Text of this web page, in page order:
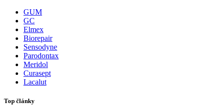
GUM
GC
Elmex
Biorepair
Sensodyne
Parodontax
Meridol
Curasept
Lacalut
Top články